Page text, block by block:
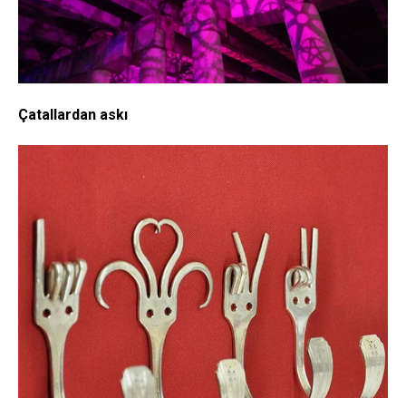
Çatallardan askı